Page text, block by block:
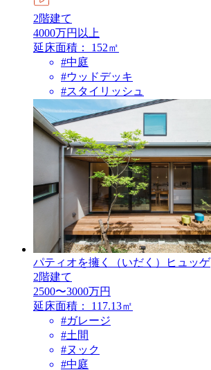
2階建て
4000万円以上
延床面積：
152㎡
#中庭
#ウッドデッキ
#スタイリッシュ
パティオを擁く（いだく）ヒュッゲ
2階建て
2500〜3000万円
延床面積：
117.13㎡
#ガレージ
#土間
#ヌック
#中庭